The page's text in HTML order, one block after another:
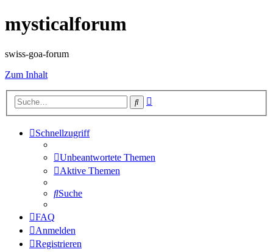
mysticalforum
swiss-goa-forum
Zum Inhalt
Suche
Schnellzugriff
Unbeantwortete Themen
Aktive Themen
Suche
FAQ
Anmelden
Registrieren